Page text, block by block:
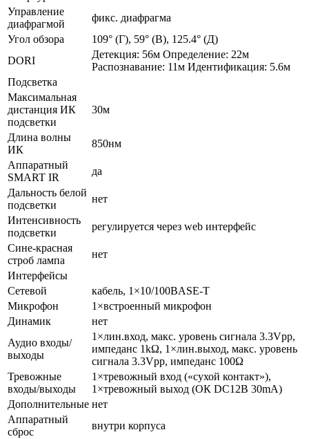
Управление
диафрагмой
фикс. диафрагма
Угол обзора
109° (Г), 59° (В), 125.4° (Д)
DORI
Детекция: 56м Определение: 22м
Распознавание: 11м Идентификация: 5.6м
Подсветка
Максимальная
дистанция ИК
подсветки
30м
Длина волны
ИК
850нм
Аппаратный
SMART IR
да
Дальность белой
подсветки
нет
Интенсивность
подсветки
регулируется через web интерфейс
Сине-красная
строб лампа
нет
Интерфейсы
Сетевой
кабель, 1×10/100BASE-T
Микрофон
1×встроенный микрофон
Динамик
нет
Аудио входы/
выходы
1×лин.вход, макс. уровень сигнала 3.3Vpp,
импеданс 1kΩ, 1×лин.выход, макс. уровень
сигнала 3.3Vpp, импеданс 100Ω
Тревожные
входы/выходы
1×тревожный вход («сухой контакт»),
1×тревожный выход (ОК DC12В 30mA)
Дополнительные нет
Аппаратный
сброс
внутри корпуса